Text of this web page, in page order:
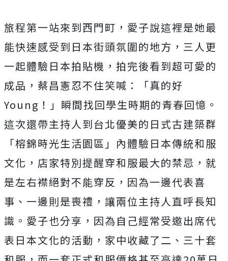
旅程第一站來到西門町，愛子說這裡是她最
能快速感受到日本街頭氛圍的地方，三人更
一起體驗日本拍貼機，拍完後看到超可愛的
成品，蔡昌憲忍不住笑喊：「真的好
Young！」瞬間找回學生時期的青春回憶。
這次還帶主持人到台北優美的日式古建築群
「榕錦時光生活園區」內體驗日本傳統和服
文化，店家特別提醒穿和服最大的禁忌，就
是左右襟絕對不能穿反，因為一邊代表喜
事、一邊則是喪禮，讓兩位主持人直呼長知
識。愛子也分享，因為自己經常受邀出席代
表日本文化的活動，家中收藏了二、三十套